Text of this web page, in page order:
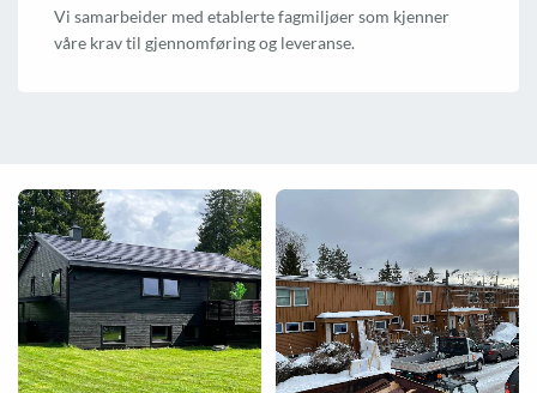
Vi samarbeider med etablerte fagmiljøer som kjenner
våre krav til gjennomføring og leveranse.